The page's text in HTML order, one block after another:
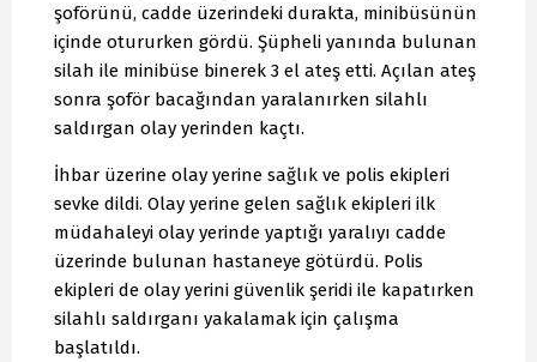
şoförünü, cadde üzerindeki durakta, minibüsünün
içinde otururken gördü. Şüpheli yanında bulunan
silah ile minibüse binerek 3 el ateş etti. Açılan ateş
sonra şoför bacağından yaralanırken silahlı
saldırgan olay yerinden kaçtı.
İhbar üzerine olay yerine sağlık ve polis ekipleri
sevke dildi. Olay yerine gelen sağlık ekipleri ilk
müdahaleyi olay yerinde yaptığı yaralıyı cadde
üzerinde bulunan hastaneye götürdü. Polis
ekipleri de olay yerini güvenlik şeridi ile kapatırken
silahlı saldırganı yakalamak için çalışma
başlatıldı.